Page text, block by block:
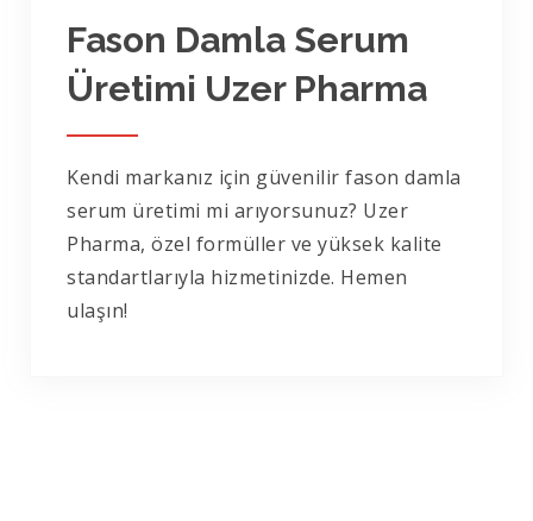
Fason Damla Serum
Üretimi Uzer Pharma
Kendi markanız için güvenilir fason damla
serum üretimi mi arıyorsunuz? Uzer
Pharma, özel formüller ve yüksek kalite
standartlarıyla hizmetinizde. Hemen
ulaşın!